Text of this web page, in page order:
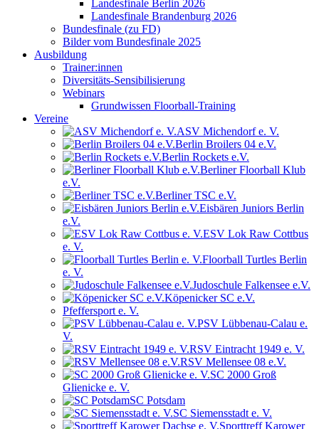
Landesfinale Berlin 2026
Landesfinale Brandenburg 2026
Bundesfinale (zu FD)
Bilder vom Bundesfinale 2025
Ausbildung
Trainer:innen
Diversitäts-Sensibilisierung
Webinars
Grundwissen Floorball-Training
Vereine
ASV Michendorf e. V.
Berlin Broilers 04 e.V.
Berlin Rockets e.V.
Berliner Floorball Klub
e.V.
Berliner TSC e.V.
Eisbären Juniors Berlin
e.V.
ESV Lok Raw Cottbus
e. V.
Floorball Turtles Berlin
e. V.
Judoschule Falkensee e.V.
Köpenicker SC e.V.
Pfeffersport e. V.
PSV Lübbenau-Calau e.
V.
RSV Eintracht 1949 e. V.
RSV Mellensee 08 e.V.
SC 2000 Groß
Glienicke e. V.
SC Potsdam
SC Siemensstadt e. V.
Sporttreff Karower